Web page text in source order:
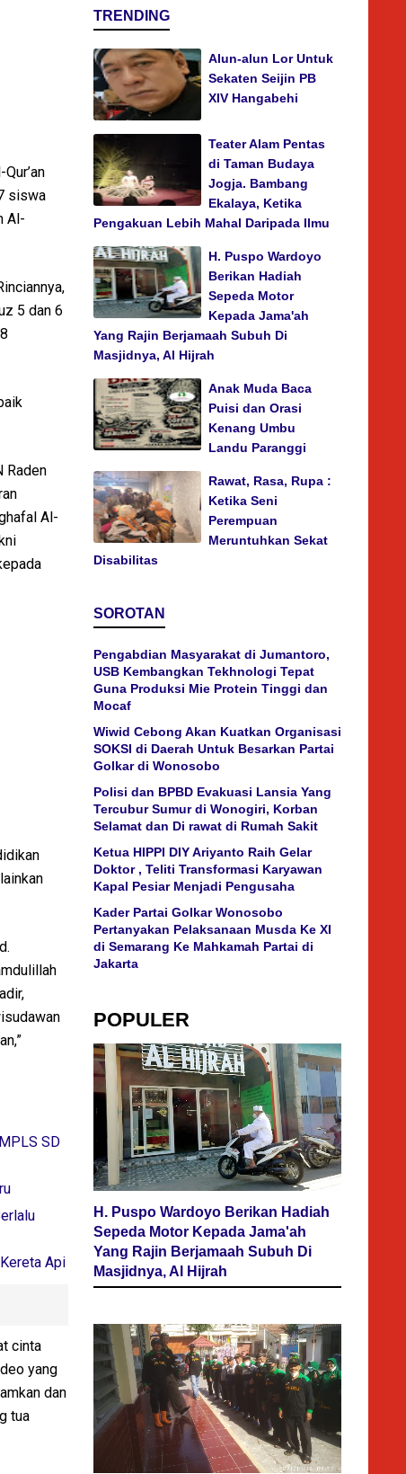
siswa
Al-
5 dan 6
Raden
Al-
SD
Api
cinta
yang
dan
tua
TRENDING
Alun-alun Lor Untuk
Sekaten Seijin PB
XIV Hangabehi
Teater Alam Pentas
di Taman Budaya
Jogja. Bambang
Ekalaya, Ketika
Pengakuan Lebih Mahal Daripada Ilmu
H. Puspo Wardoyo
Berikan Hadiah
Sepeda Motor
Kepada Jama'ah
Yang Rajin Berjamaah Subuh Di
Masjidnya, Al Hijrah
Anak Muda Baca
Puisi dan Orasi
Kenang Umbu
Landu Paranggi
Rawat, Rasa, Rupa :
Ketika Seni
Perempuan
Meruntuhkan Sekat
Disabilitas
SOROTAN
Pengabdian Masyarakat di Jumantoro,
USB Kembangkan Tekhnologi Tepat
Guna Produksi Mie Protein Tinggi dan
Mocaf
Wiwid Cebong Akan Kuatkan Organisasi
SOKSI di Daerah Untuk Besarkan Partai
Golkar di Wonosobo
Polisi dan BPBD Evakuasi Lansia Yang
Tercubur Sumur di Wonogiri, Korban
Selamat dan Di rawat di Rumah Sakit
Ketua HIPPI DIY Ariyanto Raih Gelar
Doktor , Teliti Transformasi Karyawan
Kapal Pesiar Menjadi Pengusaha
Kader Partai Golkar Wonosobo
Pertanyakan Pelaksanaan Musda Ke XI
di Semarang Ke Mahkamah Partai di
Jakarta
POPULER
H. Puspo Wardoyo Berikan Hadiah
Sepeda Motor Kepada Jama'ah
Yang Rajin Berjamaah Subuh Di
Masjidnya, Al Hijrah